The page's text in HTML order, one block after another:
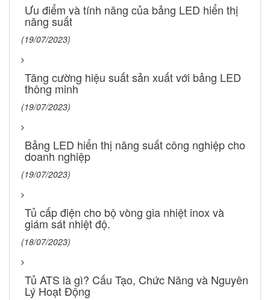
Ưu điểm và tính năng của bảng LED hiển thị
năng suất
(19/07/2023)
Tăng cường hiệu suất sản xuất với bảng LED
thông minh
(19/07/2023)
Bảng LED hiển thị năng suất công nghiệp cho
doanh nghiệp
(19/07/2023)
Tủ cấp điện cho bộ vòng gia nhiệt inox và
giám sát nhiệt độ.
(18/07/2023)
Tủ ATS là gì? Cấu Tạo, Chức Năng và Nguyên
Lý Hoạt Động